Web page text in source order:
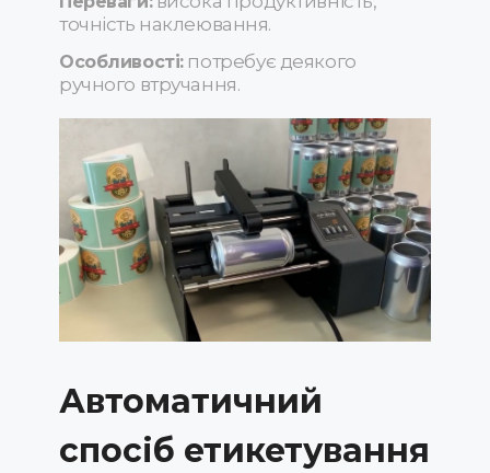
точність наклеювання.
Особливості:потребує деякого
ручного втручання.
Автоматичний
спосіб етикетування